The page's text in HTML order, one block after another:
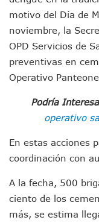
ATM
Juan
motivo del Día de
noviembre, la
OPD Servicios de
preventivas en
Operativo
Podría
operativo
En estas acciones
coordinación con
A la fecha, 500
ciento de los
más, se estima